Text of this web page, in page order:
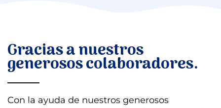
Gracias a nuestros
generosos colaboradores.
Con la ayuda de nuestros generosos